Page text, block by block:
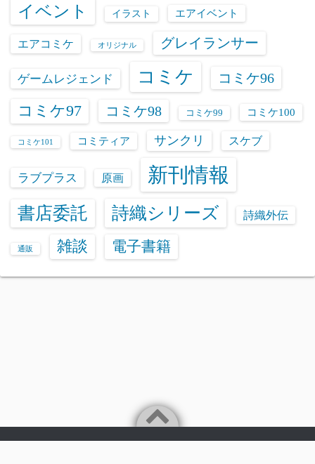
イベント イラスト エアイベント
エアコミケ オリジナル グレイランサー
ゲームレジェンド コミケ コミケ96
コミケ97 コミケ98 コミケ99 コミケ100
コミケ101 コミティア サンクリ スケブ
ラブプラス 原画 新刊情報
書店委託 詩織シリーズ 詩織外伝
通販 雑談 電子書籍